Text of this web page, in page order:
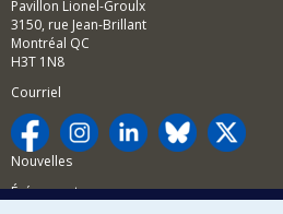
Pavillon Lionel-Groulx
3150, rue Jean-Brillant
Montréal QC
H3T 1N8
Courriel
Nouvelles
Événements